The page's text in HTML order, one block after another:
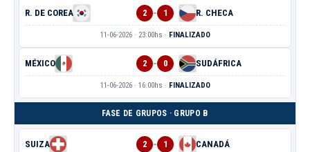
R. DE COREA 2 - 1 R. CHECA
11-06-2026 · 23:00hs · FINALIZADO
MÉXICO 2 - 0 SUDÁFRICA
11-06-2026 · 16:00hs · FINALIZADO
FASE DE GRUPOS · GRUPO B
SUIZA 2 - 1 CANADÁ